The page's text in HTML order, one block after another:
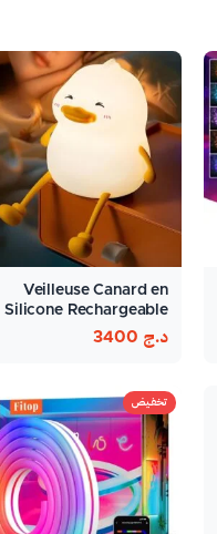
Veilleuse Canard en
Silicone Rechargeable
د.ج
تخفيض